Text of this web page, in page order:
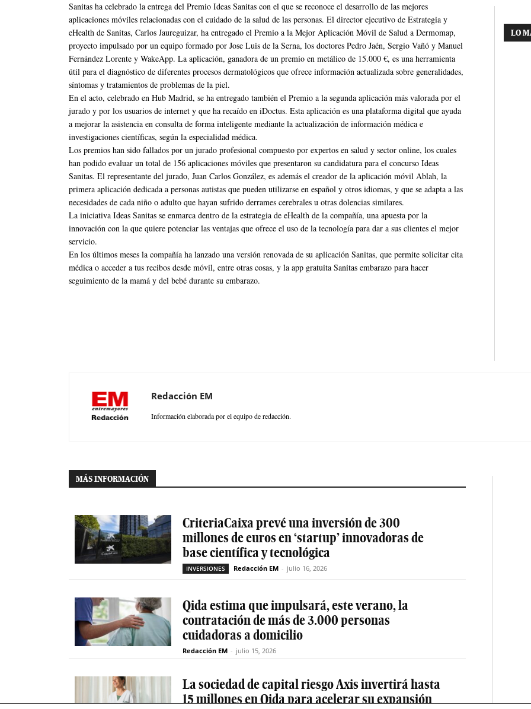
Sanitas ha celebrado la entrega del Premio Ideas Sanitas con el que se reconoce el desarrollo de las mejores
aplicaciones móviles relacionadas con el cuidado de la salud de las personas. El director ejecutivo de Estrategia y
eHealth de Sanitas, Carlos Jaureguizar, ha entregado el Premio a la Mejor Aplicación Móvil de Salud a Dermomap,
proyecto impulsado por un equipo formado por Jose Luis de la Serna, los doctores Pedro Jaén, Sergio Vañó y Manuel
Fernández Lorente y WakeApp. La aplicación, ganadora de un premio en metálico de 15.000 €, es una herramienta
útil para el diagnóstico de diferentes procesos dermatológicos que ofrece información actualizada sobre generalidades,
síntomas y tratamientos de problemas de la piel.
En el acto, celebrado en Hub Madrid, se ha entregado también el Premio a la segunda aplicación más valorada por el
jurado y por los usuarios de internet y que ha recaído en iDoctus. Esta aplicación es una plataforma digital que ayuda
a mejorar la asistencia en consulta de forma inteligente mediante la actualización de información médica e
investigaciones científicas, según la especialidad médica.
Los premios han sido fallados por un jurado profesional compuesto por expertos en salud y sector online, los cuales
han podido evaluar un total de 156 aplicaciones móviles que presentaron su candidatura para el concurso Ideas
Sanitas. El representante del jurado, Juan Carlos González, es además el creador de la aplicación móvil Ablah, la
primera aplicación dedicada a personas autistas que pueden utilizarse en español y otros idiomas, y que se adapta a las
necesidades de cada niño o adulto que hayan sufrido derrames cerebrales u otras dolencias similares.
La iniciativa Ideas Sanitas se enmarca dentro de la estrategia de eHealth de la compañía, una apuesta por la
innovación con la que quiere potenciar las ventajas que ofrece el uso de la tecnología para dar a sus clientes el mejor
servicio.
En los últimos meses la compañía ha lanzado una versión renovada de su aplicación Sanitas, que permite solicitar cita
médica o acceder a tus recibos desde móvil, entre otras cosas, y la app gratuita Sanitas embarazo para hacer
seguimiento de la mamá y del bebé durante su embarazo.
LO
Redacción EM
Información elaborada por el equipo de redacción.
MÁS INFORMACIÓN
CriteriaCaixa prevé una inversión de 300
millones de euros en ‘startup’ innovadoras de
base científica y tecnológica
INVERSIONES Redacción EM - julio 16, 2026
Qida estima que impulsará, este verano, la
contratación de más de 3.000 personas
cuidadoras a domicilio
Redacción EM - julio 15, 2026
La sociedad de capital riesgo Axis invertirá hasta
15 millones en Qida para acelerar su expansión